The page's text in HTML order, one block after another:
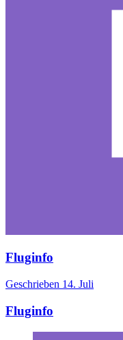
Fluginfo
Geschrieben 14. Juli
Fluginfo